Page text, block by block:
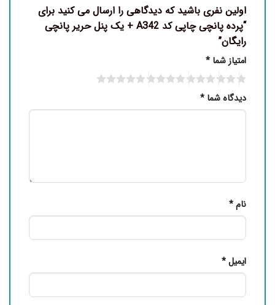
اولین نفری باشید که دیدگاهی را ارسال می کنید برای
“پرده پانچی چاپی کد A342 + یک پنل حریر پانچی
رایگان”
امتیاز شما *
دیدگاه شما *
نام*
ایمیل*